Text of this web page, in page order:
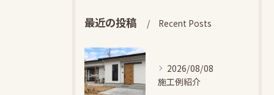
最近の投稿 Recent Posts
2026/08/08
施工例紹介